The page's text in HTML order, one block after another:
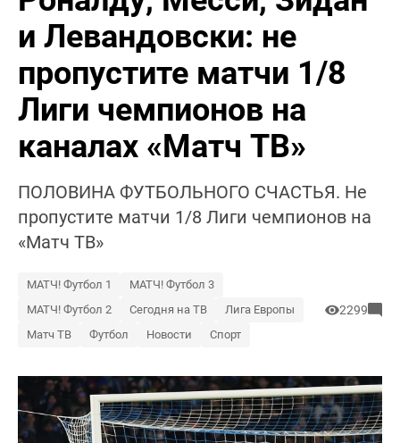
и Левандовски: не
пропустите матчи 1/8
Лиги чемпионов на
каналах «Матч ТВ»
ПОЛОВИНА ФУТБОЛЬНОГО СЧАСТЬЯ. Не
пропустите матчи 1/8 Лиги чемпионов на
«Матч ТВ»
МАТЧ! Футбол 1
МАТЧ! Футбол 3
МАТЧ! Футбол 2
Сегодня на ТВ
Лига Европы
Матч ТВ
Футбол Новости Спорт
2299